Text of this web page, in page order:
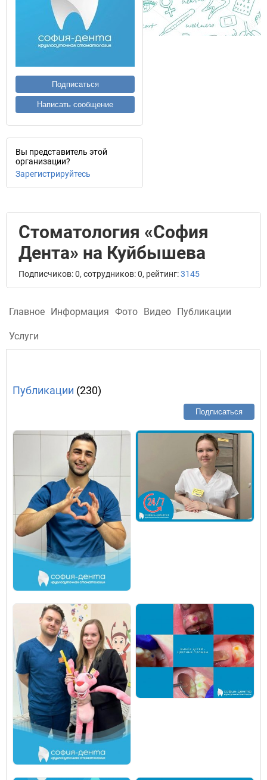
Подписаться
Написать сообщение
Вы представитель этой
организации?
Зарегистрируйтесь
Стоматология «София
Дента» на Куйбышева
Подписчиков: 0, сотрудников: 0, рейтинг:3145
Главное Информация Фото Видео Публикации
Услуги
Публикации (230)
Подписаться